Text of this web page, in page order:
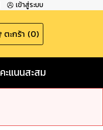
เข้าสู่ระบบ
ตะกร้า (0)
คะแนนสะสม